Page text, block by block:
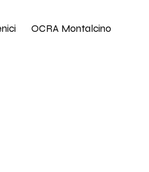
OCRA Montalcino